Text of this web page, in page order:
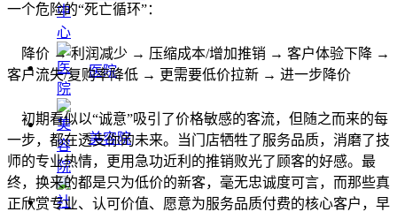
医院
美容院
一个危险的“死亡循环”：
降价 → 利润减少 → 压缩成本/增加推销 → 客户体验下降 →
客户流失/复购率降低 → 更需要低价拉新 → 进一步降价
初期看似以“诚意”吸引了价格敏感的客流，但随之而来的每
一步，都在透支你的未来。当门店牺牲了服务品质，消磨了技
师的专业热情，更用急功近利的推销败光了顾客的好感。最
终，换来的都是只为低价的新客，毫无忠诚度可言，而那些真
正欣赏专业、认可价值、愿意为服务品质付费的核心客户，早